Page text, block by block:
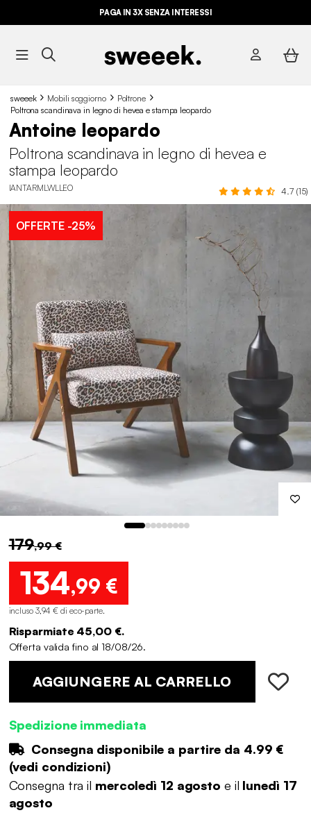
PAGA IN 3X SENZA INTERESSI
sweeek Mobili soggiorno
Poltrone
Poltrona scandinava in legno di hevea e stampa leopardo
Antoine leopardo
Poltrona scandinava in legno di hevea e
stampa leopardo
IANTARMLWLLEO 4.7 (15)
OFFERTE-25%
179,99 €
134,99 €
incluso 3,94 € di eco-parte.
Risparmiate 45,00 €.
Offerta valida fino al 18/08/26.
AGGIUNGERE AL CARRELLO
Spedizione immediata
Consegna disponibile a partire da 4.99 €
(vedi condizioni)
Consegna tra il mercoledì 12 agosto e il lunedì 17
agosto